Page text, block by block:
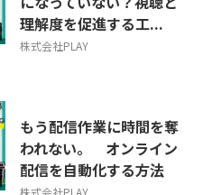
理解度を促進する工...
株式会社PLAY
もう配信作業に時間を奪
われない。 オンライン
配信を自動化する方法